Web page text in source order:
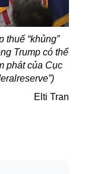
thuế “khủng”
Trump có thể
phát của Cục
Elti Tran